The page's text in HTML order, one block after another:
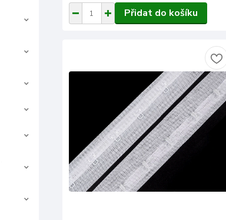
Přidat do košíku